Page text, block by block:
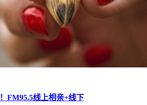
FM95.5线上相亲+线下